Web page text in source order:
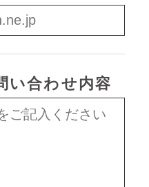
い合わせ内容